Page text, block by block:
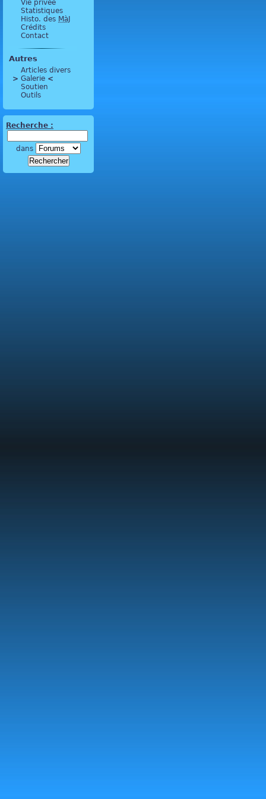
Vie privée
Statistiques
Histo. des MàJ
Crédits
Contact
Autres
Articles divers
> Galerie <
Soutien
Outils
Recherche :
dans